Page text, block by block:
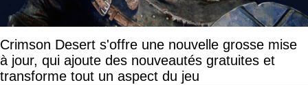
Crimson Desert s'offre une nouvelle grosse mise
à jour, qui ajoute des nouveautés gratuites et
transforme tout un aspect du jeu